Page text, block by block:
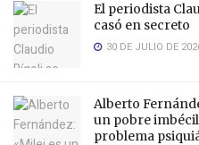
El periodista
casó en secreto
30 DE JULIO DE
Alberto
un pobre
problema